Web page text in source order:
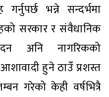
भन्ने सन्दर्भमा
सरकार र संवैधानिक
अनि नागरिकको
हुने ठाउँ प्रशस्त
गरेको केही वर्षभित्रै